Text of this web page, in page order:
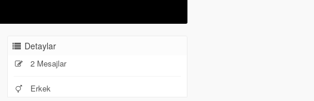
Detaylar
2 Mesajlar
Erkek